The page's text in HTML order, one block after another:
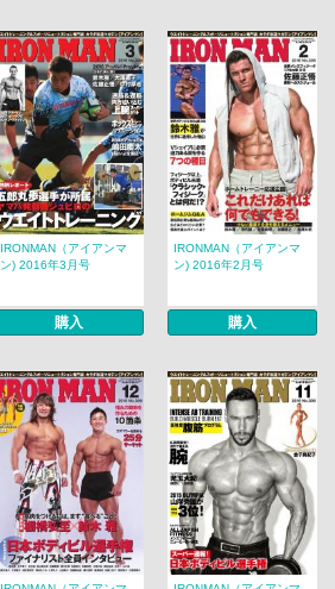
IRONMAN（アイアンマ
ン) 2016年3月号
購入
IRONMAN（アイアンマ
ン) 2016年2月号
購入